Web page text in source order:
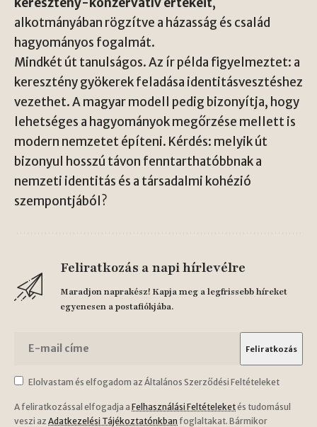
alkotmányában rögzítve a házasság és család
hagyományos fogalmát.
Mindkét út tanulságos. Az ír példa figyelmeztet: a
keresztény gyökerek feladása identitásvesztéshez
vezethet. A magyar modell pedig bizonyítja, hogy
lehetséges a hagyományok megőrzése mellett is
modern nemzetet építeni. Kérdés: melyik út
bizonyul hosszú távon fenntarthatóbbnak a
nemzeti identitás és a társadalmi kohézió
szempontjából?
Feliratkozás a napi hírlevélre
Maradjon naprakész! Kapja meg a legfrissebb híreket
egyenesen a postafiókjába.
Elolvastam és elfogadom az Általános Szerződési Feltételeket
A feliratkozással elfogadja a Felhasználási Feltételeketés tudomásul
veszi az Adatkezelési Tájékoztatónkban foglaltakat. Bármikor